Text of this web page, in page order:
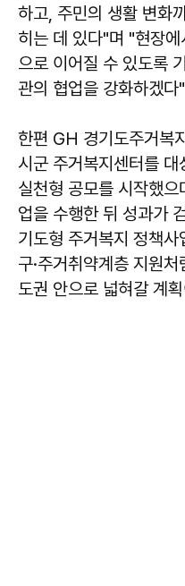
하고, 주민의 생활 변화
히는 데 있다"며 "현장
으로 이어질 수 있도록
관의 협업을 강화하겠다
한편 GH 경기도주거복
시군 주거복지센터를
실천형 공모를 시작했
업을 수행한 뒤 성과가
기도형 주거복지 정책사
구·주거취약계층 지원
도권 안으로 넓혀갈 계